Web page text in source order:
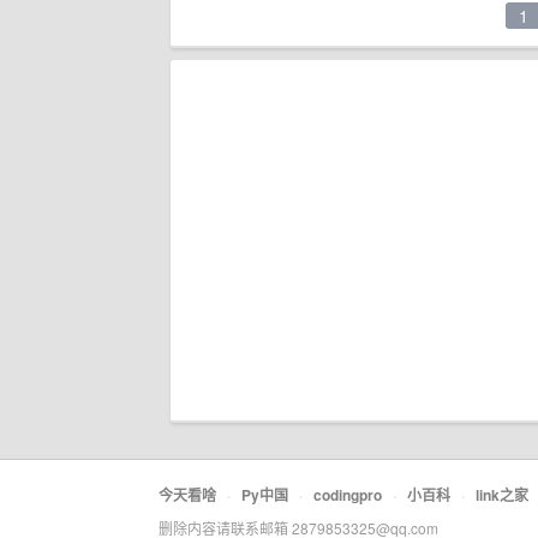
1
今天看啥 · Py中国 · codingpro · 小百科 · link之家
删除内容请联系邮箱 2879853325@qq.com